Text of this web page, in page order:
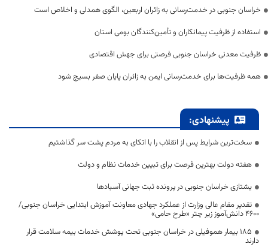
خراسان جنوبی در خدمت‌رسانی به زائران اربعین، الگوی همدلی و اخلاص است
استفاده از ظرفیت پیمانکاران و تأمین‌کنندگان بومی استان
ظرفیت معدنی خراسان جنوبی فرصتی برای جهش اقتصادی
همه ظرفیت‌ها برای خدمت‌رسانی ایمن به زائران پایان صفر بسیج شود
پیشنهادی:
سخت‌ترین شرایط پس از انقلاب را با اتکای به مردم پشت سر گذاشتیم
هفته دولت بهترین فرصت برای تبیین خدمات نظام و دولت
یشتازی خراسان جنوبی در پرونده ثبت جهانی آسبادها
تقدیر مقام عالی وزارت از عملکرد جهادی معاونت آموزش ابتدایی خراسان جنوبی/
۴۶۰۰ دانش‌آموز زیر چتر «طرح حامی»
۱۸۵ بیمار هموفیلی در خراسان جنوبی تحت پوشش خدمات بیمه سلامت قرار
دارند